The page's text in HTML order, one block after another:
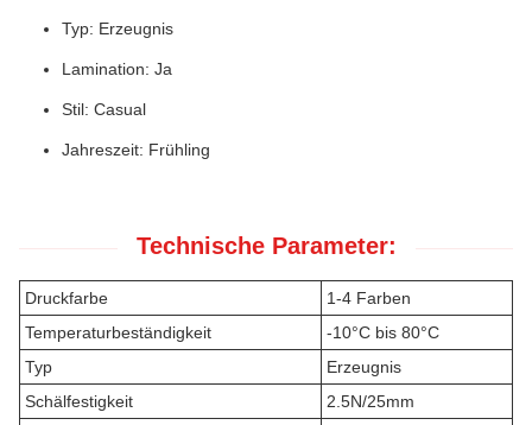
Typ: Erzeugnis
Lamination: Ja
Stil: Casual
Jahreszeit: Frühling
Technische Parameter:
Druckfarbe
1-4 Farben
Temperaturbeständigkeit
-10°C bis 80°C
Typ
Erzeugnis
Schälfestigkeit
2.5N/25mm